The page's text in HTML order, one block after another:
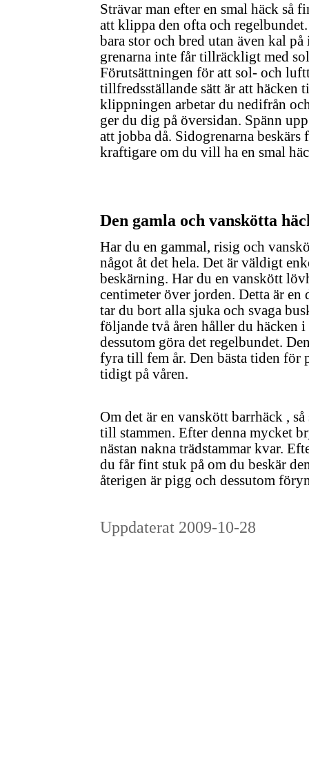
Strävar man efter en smal häck så
att klippa den ofta och
bara stor och bred utan även kal
grenarna inte får tillräckligt med
Förutsättningen för att sol- och
tillfredsställande sätt är att
klippningen arbetar du nedifrån
ger du dig på översidan. Spänn
att jobba då. Sidogrenarna
kraftigare om du vill ha en smal
Den gamla och vanskötta
Har du en gammal, risig och
något åt det hela. Det är väldigt
beskärning. Har du en vanskött
centimeter över jorden. Detta är
tar du bort alla sjuka och svaga
följande två åren håller du häcken
dessutom göra det regelbundet.
fyra till fem år. Den bästa tiden för
tidigt på våren.
Om det är en vanskött barrhäck ,
till stammen. Efter denna mycket
nästan nakna trädstammar kvar.
du får fint stuk på om du beskär
återigen är pigg och dessutom
Uppdaterat 2009-10-28